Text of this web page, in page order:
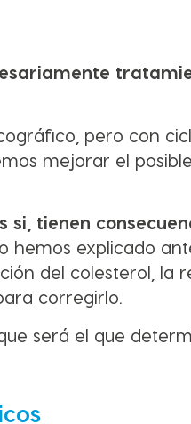
pero con
mejorar el
si, tienen
explicado
del colesterol, la
corregirlo.
será el que